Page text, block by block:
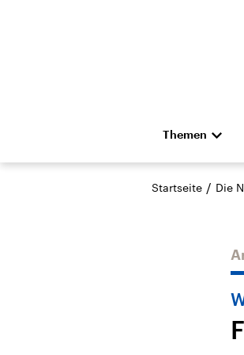
Themen
Die
Hörspiel und
Startseite / Die